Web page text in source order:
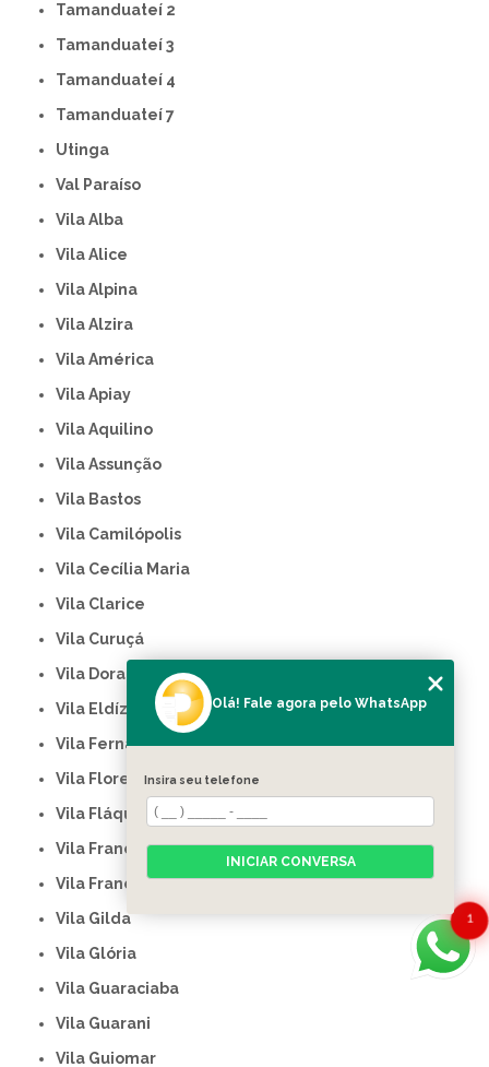
Tamanduateí 2
Tamanduateí 3
Tamanduateí 4
Tamanduateí 7
Utinga
Val Paraíso
Vila Alba
Vila Alice
Vila Alpina
Vila Alzira
Vila América
Vila Apiay
Vila Aquilino
Vila Assunção
Vila Bastos
Vila Camilópolis
Vila Cecília Maria
Vila Clarice
Vila Curuçá
Vila Dora
Vila Eldízia
Vila Fernanda
Vila Floresta
Vila Fláquer
Vila Francisco Matarazzo
Vila Francisco Mattarazzo
Vila Gilda
Vila Glória
Vila Guaraciaba
Vila Guarani
Vila Guiomar
1
Olá! Fale agora pelo WhatsApp
Insira seu telefone
INICIAR CONVERSA